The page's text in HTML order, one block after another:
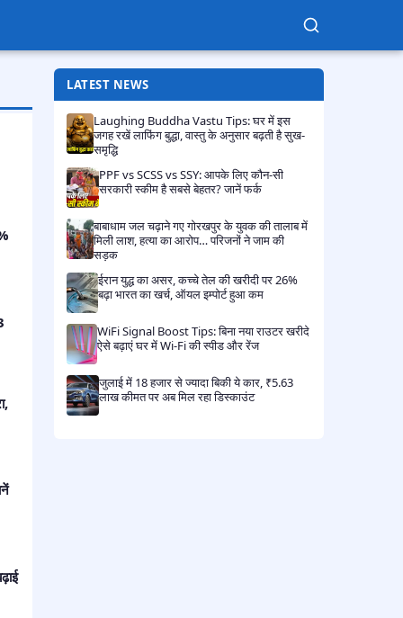
LATEST NEWS
Laughing Buddha Vastu Tips: घर में इस
जगह रखें लाफिंग बुद्धा, वास्तु के अनुसार बढ़ती है सुख-
समृद्धि​
PPF vs SCSS vs SSY: आपके लिए कौन-सी
सरकारी स्कीम है सबसे बेहतर? जानें फर्क​
बाबाधाम जल चढ़ाने गए गोरखपुर के युवक की तालाब में
मिली लाश, हत्या का आरोप… परिजनों ने जाम की
सड़क​
ईरान युद्ध का असर, कच्चे तेल की खरीदी पर 26%
बढ़ा भारत का खर्च, ऑयल इम्पोर्ट हुआ कम​
WiFi Signal Boost Tips: बिना नया राउटर खरीदे
ऐसे बढ़ाएं घर में Wi-Fi की स्पीड और रेंज​
जुलाई में 18 हजार से ज्यादा बिकी ये कार, ₹5.63
लाख कीमत पर अब मिल रहा डिस्काउंट​